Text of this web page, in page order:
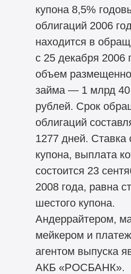
купона 8,5%
облигаций 2006
находится в
с 25 декабря 2006
объем
займа — 1 млрд
рублей. Срок
облигаций
1277 дней. Ставка
купона, выплата
состоится 23
2008 года, равна
шестого купона.
Андеррайтером,
мейкером и
агентом выпуска
АКБ «РОСБАНК».